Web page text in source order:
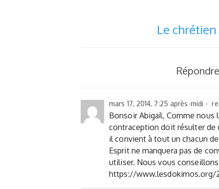
Le
mars 17, 2014, 7:25 après-midi -
Bonsoir Abigaïl, Comme
contraception doit résulter de
il convient à tout un chacun
Esprit ne manquera pas de
utiliser. Nous vous
https://www.lesdokimos.org/